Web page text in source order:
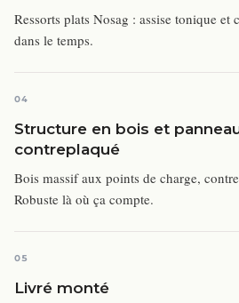
Ressorts plats Nosag : assise tonique
dans le temps.
04
Structure en bois et
contreplaqué
Bois massif aux points de charge,
Robuste là où ça compte.
05
Livré monté